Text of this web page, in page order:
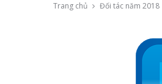
Trang chủ Đối tác năm 2018